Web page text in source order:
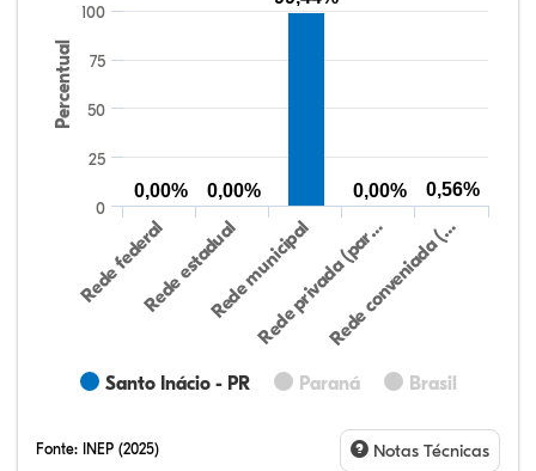
Percentual
Santo Inácio - PR Paraná Brasil
Rede federalRede estadualRede municipal
Rede privada (par…Rede conveniada (…
0
25
50
75
100
0,00% 0,00% 0,00% 0,56%
Fonte: INEP (2025) Notas Técnicas